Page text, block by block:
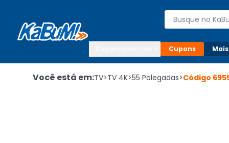
Buscar
Cupons
Você está em:TV>TV 4K>55 Polegadas>Código